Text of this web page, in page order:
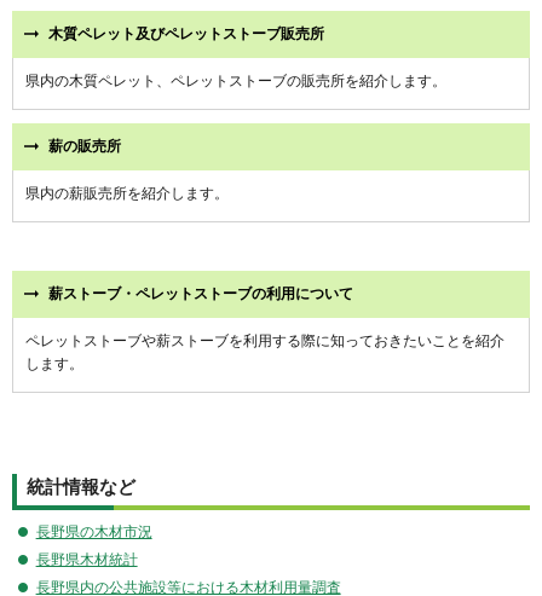
木質ペレット及びペレットストーブ販売所
県内の木質ペレット、ペレットストーブの販売所を紹介します。
薪の販売所
県内の薪販売所を紹介します。
薪ストーブ・ペレットストーブの利用について
ペレットストーブや薪ストーブを利用する際に知っておきたいことを紹介
します。
統計情報など
長野県の木材市況
長野県木材統計
長野県内の公共施設等における木材利用量調査